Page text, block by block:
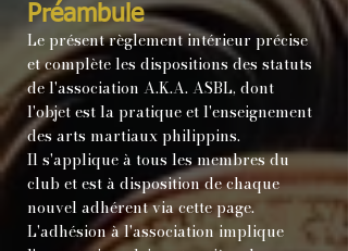
Préambule
Le présent règlement intérieur précise
et complète les dispositions des statuts
de l'association A.K.A. ASBL, dont
l'objet est la pratique et l'enseignement
des arts martiaux philippins.
Il s'applique à tous les membres du
club et est à disposition de chaque
nouvel adhérent via cette page.
L'adhésion à l'association implique